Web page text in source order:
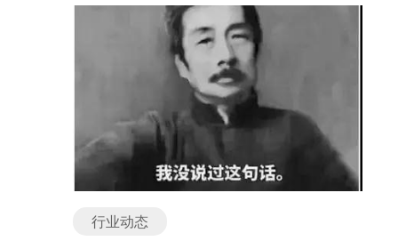
业完全可以自己先去大量注册免费的平台去引流。 所
以我们的询盘云因为它有源源不断的高质量询盘，也
能让你知道这些流量从哪里来，帮你提升营业额，并
自建引流体系，还打通外贸营销推广和销售环节管
理，建立一套真正属于你的健康，持续，稳定流量体
系，用上询盘云订单翻翻了，也就越来越离不开了。
格局。本文将围绕“数据现象背后的逻辑”进行深入分
析，帮助企业看清趋势、摆脱焦虑，并找准下一步的
增长路径。 表面“增长”，实际是“结构性狂飙” 从总
量来看，今年1至5月中国外贸进出口总额达到17.5万
亿元，同比增长6.3%。但需要警惕的是，这并非“普
涨”。 真正拉动这波增长的，是所谓的“新三样”：电
动车、锂电池、光伏板。 电动车：在欧洲市场渗透
率持续提升，几乎已成为新一代出行刚需； 光伏板：
在中东、非洲大量基建项目中出现频率极高； 锂电
电动工具等多个领域。 这些新兴产业占据了外贸增
行业动态